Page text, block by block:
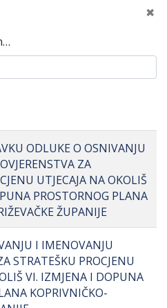
ODLUKE O OSNIVANJU
ZA
UTJECAJA NA OKOLIŠ
PROSTORNOG PLANA
ŽUPANIJE
I IMENOVANJU
STRATEŠKU PROCJENU
VI. IZMJENA I DOPUNA
KOPRIVNIČKO-